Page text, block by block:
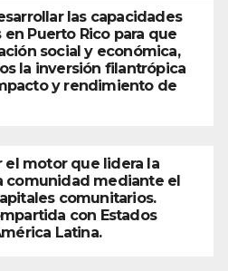
las capacidades
Puerto Rico para que
social y económica,
la inversión filantrópica
y rendimiento de
el motor que lidera la
comunidad mediante el
comunitarios.
con Estados
Latina.